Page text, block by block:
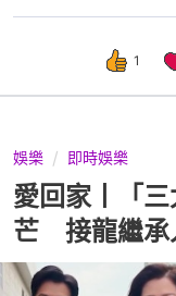
1
娛樂 即時娛樂
愛回家丨「
芒 接龍繼承